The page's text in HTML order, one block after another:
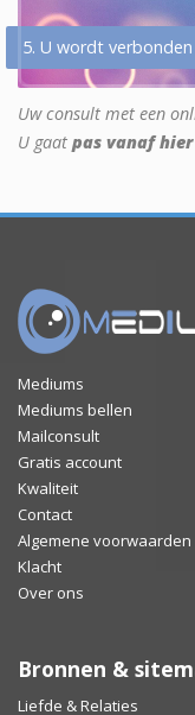
5. U wordt
Uw consult met een
U gaat pas vanaf
Mediums
Mediums bellen
Mailconsult
Gratis account
Kwaliteit
Contact
Algemene voorwaarden
Klacht
Over ons
Bronnen &
Liefde & Relaties